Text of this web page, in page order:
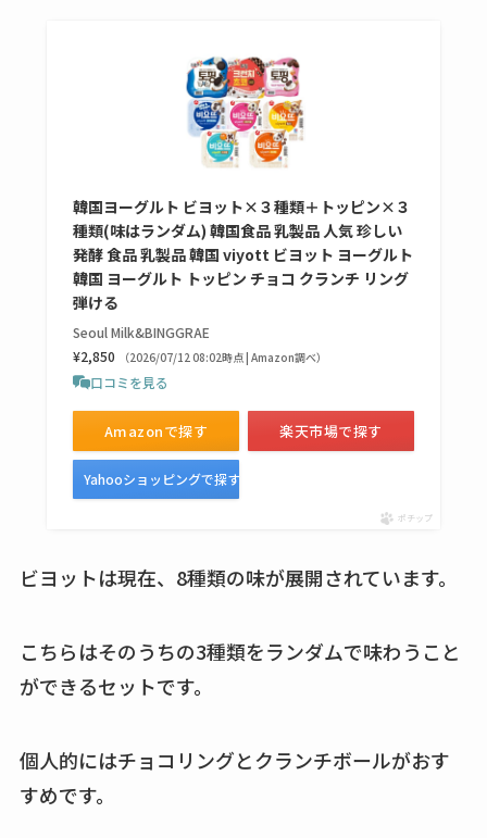
こ？楽天・amazonで
買える？値段や手荒
れの口コミも調査
しまむら布団セット
の料金は？セール・
半額になるのはい
つ？激安販売店・通
販も調査
てる？ロフトやハン
amazonなど通販の販
エッセンシャルフラ
売ってない？どこで
復刻はある？ウルト
ラカパーは品切れ？
韓国ヨーグルト ビヨット×３種類＋トッピン×３
種類(味はランダム) 韓国食品 乳製品 人気 珍しい
発酵 食品 乳製品 韓国 viyott ビヨット ヨーグルト
韓国 ヨーグルト トッピン チョコ クランチ リング
弾ける
Seoul Milk&BINGGRAE
¥2,850
（2026/07/12 08:02時点 | Amazon調べ）
口コミを見る
Amazonで探す 楽天市場で探す
Yahooショッピングで探す
ポチップ
ビヨットは現在、8種類の味が展開されています。
こちらはそのうちの3種類をランダムで味わうこと
ができるセットです。
個人的にはチョコリングとクランチボールがおす
すめです。